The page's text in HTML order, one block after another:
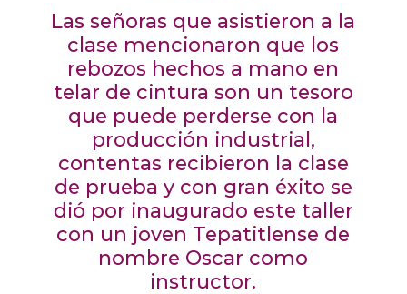
Las señoras que asistieron a la
clase mencionaron que los
rebozos hechos a mano en
telar de cintura son un tesoro
que puede perderse con la
producción industrial,
contentas recibieron la clase
de prueba y con gran éxito se
dió por inaugurado este taller
con un joven Tepatitlense de
nombre Oscar como
instructor.